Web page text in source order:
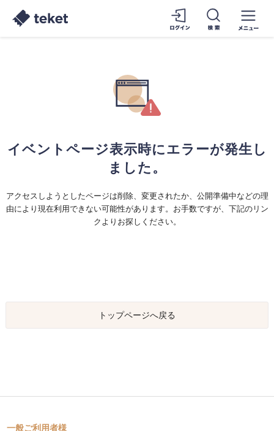
イベントページ表示時にエラーが発生し
ました。
アクセスしようとしたページは削除、変更されたか、公開準備中などの理
由により現在利用できない可能性があります。お手数ですが、下記のリン
クよりお探しください。
トップページへ戻る
一般ご利用者様